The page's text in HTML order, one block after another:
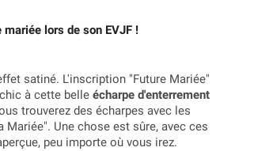
lors de son EVJF !
satiné. L'inscription "Future Mariée"
à cette belle écharpe d'enterrement
trouverez des écharpes avec les
Une chose est sûre, avec ces
peu importe où vous irez.